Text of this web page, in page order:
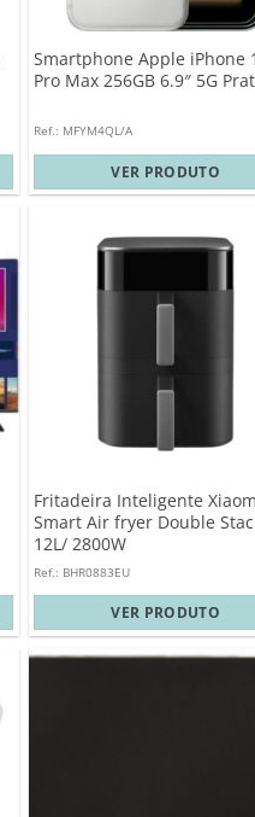
Smartphone Apple iPhone
Pro Max 256GB 6.9″ 5G
Ref.: MFYM4QL/A
VER PRODUTO
Fritadeira Inteligente
Smart Air fryer Double
12L/ 2800W
Ref.: BHR0883EU
VER PRODUTO